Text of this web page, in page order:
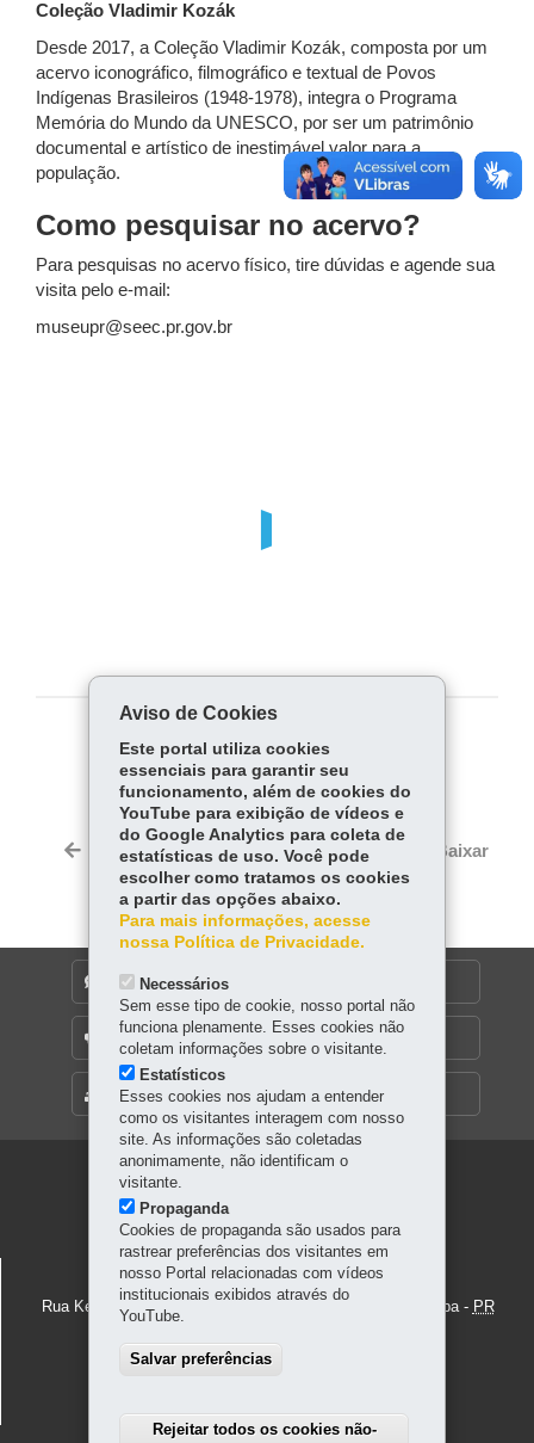
Coleção Vladimir Kozák
Desde 2017, a Coleção Vladimir Kozák, composta por um
acervo iconográfico, filmográfico e textual de Povos
Indígenas Brasileiros (1948-1978), integra o Programa
Memória do Mundo da UNESCO, por ser um patrimônio
documental e artístico de inestimável valor para a
população.
Como pesquisar no acervo?
Para pesquisas no acervo físico, tire dúvidas e agende sua
visita pelo e-mail:
museupr@seec.pr.gov.br
COMPARTILHE:
Fa
ce
bo
ok
Tw
itt
er
W
ha
ts
Ap
Voltar Início Imprimir Baixar
MAPA DO SITE
DENUNCIE CORRUPÇÃO
OUVIDORIA
Navegação
principal
MUSEU PARANAENSE
Rua Kellers, 289 - Alto São Francisco-80.410-100 Curitiba- PR
Telefone: +55 41 3304-3300
Aviso de Cookies
Este portal utiliza cookies
essenciais para garantir seu
funcionamento, além de cookies do
YouTube para exibição de vídeos e
do Google Analytics para coleta de
estatísticas de uso. Você pode
escolher como tratamos os cookies
a partir das opções abaixo.
Para mais informações, acesse
nossa Política de Privacidade.
Necessários
Sem esse tipo de cookie, nosso portal não
funciona plenamente. Esses cookies não
coletam informações sobre o visitante.
Estatísticos
Esses cookies nos ajudam a entender
como os visitantes interagem com nosso
site. As informações são coletadas
anonimamente, não identificam o
visitante.
Propaganda
Cookies de propaganda são usados para
rastrear preferências dos visitantes em
nosso Portal relacionadas com vídeos
institucionais exibidos através do
YouTube.
Salvar preferências
Rejeitar todos os cookies não-